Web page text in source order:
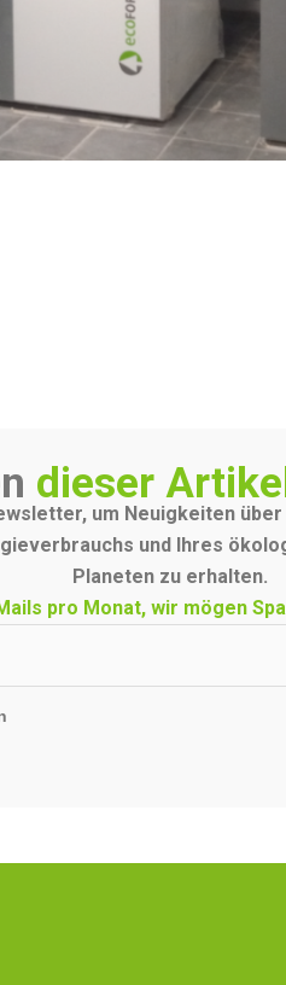
dieser
um Neuigkeiten
und Ihres
Planeten zu erhalten.
pro Monat, wir mögen